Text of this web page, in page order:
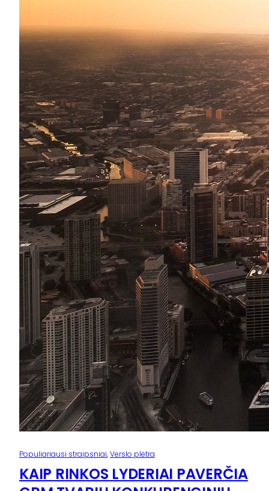
Populiariausi straipsniai, Verslo plėtra
KAIP RINKOS LYDERIAI PAVERČIA